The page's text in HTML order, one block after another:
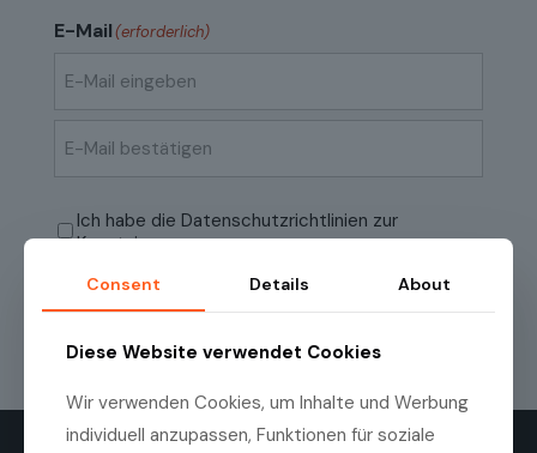
E-Mail(erforderlich)
Mail
Mail
bestätigen
Datenschutzrichtlinien(erforderlich)
Ich habe die Datenschutzrichtlinien zur
Kenntnis genommen.
Consent Details About
Diese Website verwendet Cookies
Wir verwenden Cookies, um Inhalte und Werbung
individuell anzupassen, Funktionen für soziale